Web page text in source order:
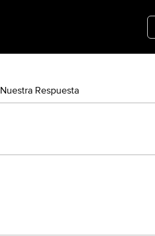
Nuestra Respuesta